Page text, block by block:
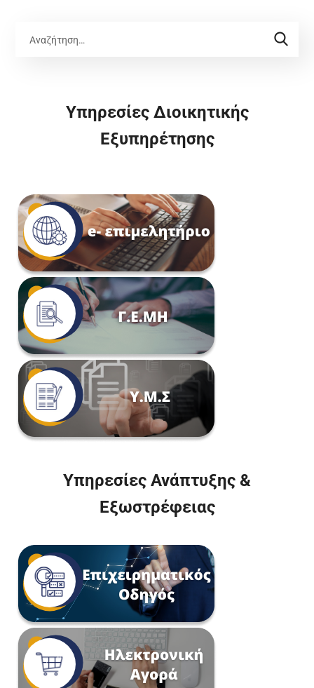
Υπηρεσίες Διοικητικής
Εξυπηρέτησης
Υπηρεσίες Ανάπτυξης &
Εξωστρέφειας